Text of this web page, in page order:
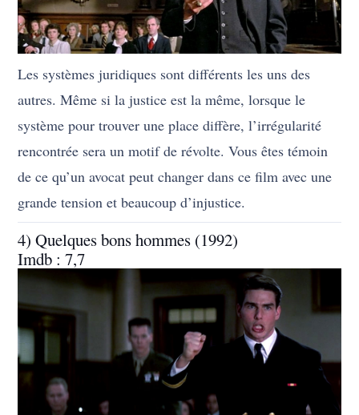
Les systèmes juridiques sont différents les uns des
autres. Même si la justice est la même, lorsque le
système pour trouver une place diffère, l’irrégularité
rencontrée sera un motif de révolte. Vous êtes témoin
de ce qu’un avocat peut changer dans ce film avec une
grande tension et beaucoup d’injustice.
4) Quelques bons hommes (1992)
Imdb : 7,7